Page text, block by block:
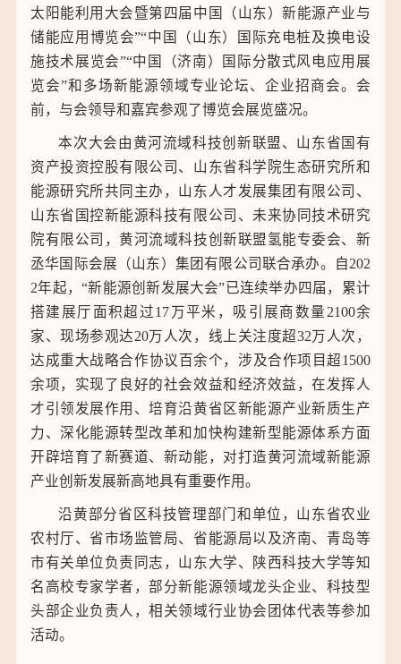
太阳能利用大会暨第四届中国（山东）新能源产业与
储能应用博览会”“中国（山东）国际充电桩及换电设
施技术展览会”“中国（济南）国际分散式风电应用展
览会”和多场新能源领域专业论坛、企业招商会。会
前，与会领导和嘉宾参观了博览会展览盛况。
本次大会由黄河流域科技创新联盟、山东省国有
资产投资控股有限公司、山东省科学院生态研究所和
能源研究所共同主办，山东人才发展集团有限公司、
山东省国控新能源科技有限公司、未来协同技术研究
院有限公司，黄河流域科技创新联盟氢能专委会、新
丞华国际会展（山东）集团有限公司联合承办。自202
2年起，“新能源创新发展大会”已连续举办四届，累计
搭建展厅面积超过17万平米，吸引展商数量2100余
家、现场参观达20万人次，线上关注度超32万人次，
达成重大战略合作协议百余个，涉及合作项目超1500
余项，实现了良好的社会效益和经济效益，在发挥人
才引领发展作用、培育沿黄省区新能源产业新质生产
力、深化能源转型改革和加快构建新型能源体系方面
开辟培育了新赛道、新动能，对打造黄河流域新能源
产业创新发展新高地具有重要作用。
沿黄部分省区科技管理部门和单位，山东省农业
农村厅、省市场监管局、省能源局以及济南、青岛等
市有关单位负责同志，山东大学、陕西科技大学等知
名高校专家学者，部分新能源领域龙头企业、科技型
头部企业负责人，相关领域行业协会团体代表等参加
活动。